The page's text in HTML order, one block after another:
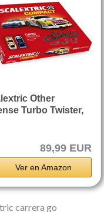
Other
Turbo Twister,
89,99 EUR
Ver en Amazon
carrera go